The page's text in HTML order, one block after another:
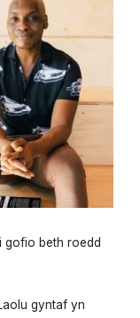
gofio beth roedd
gyntaf yn